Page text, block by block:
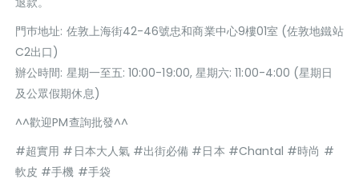
門巿地址: 佐敦上海街42-46號忠和商業中心9樓01室 (佐敦地鐵站
C2出口)
辦公時間: 星期一至五: 10:00-19:00, 星期六: 11:00-4:00 (星期日
及公眾假期休息)
^^歡迎PM查詢批發^^
#超實用 #日本大人氣 #出街必備 #日本 #Chantal #時尚 #
軟皮 #手機 #手袋